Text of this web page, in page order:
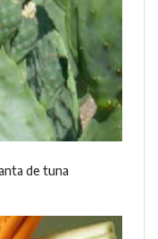
de tuna